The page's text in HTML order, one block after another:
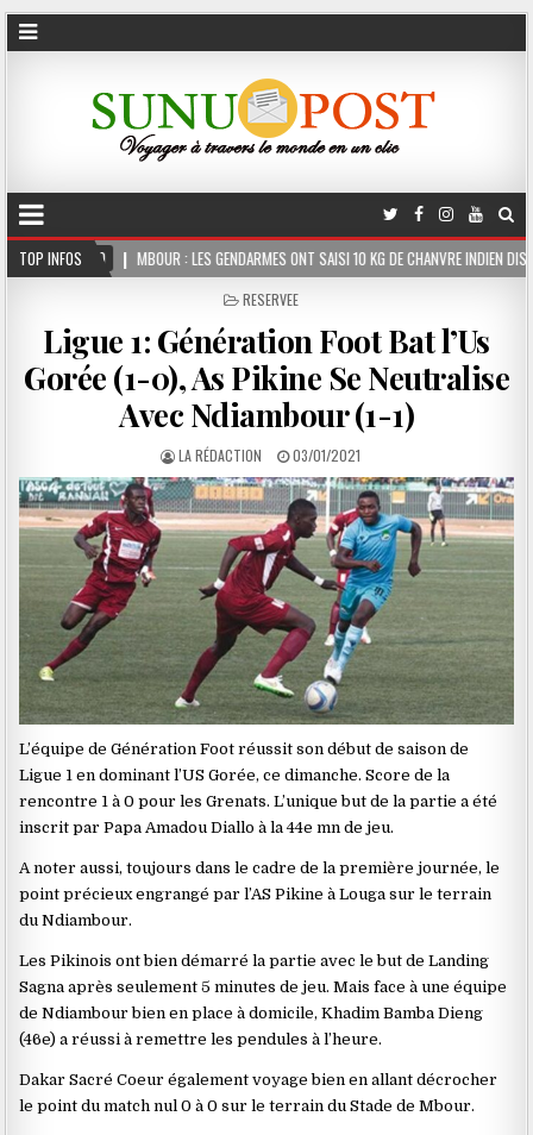
TOP INFOS
: LES GENDARMES ONT SAISI 10 KG DE CHANVRE INDIEN DISSIMULÉS DANS LE COFFRE
POSTED
RESERVEE
Ligue 1: Génération Foot Bat l’Us
Gorée (1-0), As Pikine Se Neutralise
Avec Ndiambour (1-1)
LA RÉDACTION 03/01/2021
L’équipe de Génération Foot réussit son début de saison de
Ligue 1 en dominant l’US Gorée, ce dimanche. Score de la
rencontre 1 à 0 pour les Grenats. L’unique but de la partie a été
inscrit par Papa Amadou Diallo à la 44e mn de jeu.
A noter aussi, toujours dans le cadre de la première journée, le
point précieux engrangé par l’AS Pikine à Louga sur le terrain
du Ndiambour.
Les Pikinois ont bien démarré la partie avec le but de Landing
Sagna après seulement 5 minutes de jeu. Mais face à une équipe
de Ndiambour bien en place à domicile, Khadim Bamba Dieng
(46e) a réussi à remettre les pendules à l’heure.
Dakar Sacré Coeur également voyage bien en allant décrocher
le point du match nul 0 à 0 sur le terrain du Stade de Mbour.